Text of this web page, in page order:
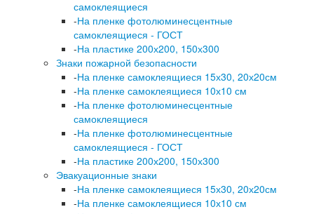
самоклеящиеся
-На пленке фотолюминесцентные
самоклеящиеся - ГОСТ
-На пластике 200х200, 150х300
Знаки пожарной безопасности
-На пленке самоклеящиеся 15х30, 20х20см
-На пленке самоклеящиеся 10х10 см
-На пленке фотолюминесцентные
самоклеящиеся
-На пленке фотолюминесцентные
самоклеящиеся - ГОСТ
-На пластике 200х200, 150х300
Эвакуационные знаки
-На пленке самоклеящиеся 15х30, 20х20см
-На пленке самоклеящиеся 10х10 см